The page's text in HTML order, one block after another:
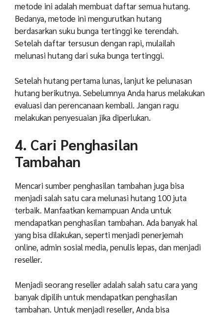
metode ini adalah membuat daftar semua hutang.
Bedanya, metode ini mengurutkan hutang
berdasarkan suku bunga tertinggi ke terendah.
Setelah daftar tersusun dengan rapi, mulailah
melunasi hutang dari suka bunga tertinggi.
Setelah hutang pertama lunas, lanjut ke pelunasan
hutang berikutnya. Sebelumnya Anda harus melakukan
evaluasi dan perencanaan kembali. Jangan ragu
melakukan penyesuaian jika diperlukan.
4. Cari Penghasilan
Tambahan
Mencari sumber penghasilan tambahan juga bisa
menjadi salah satu cara melunasi hutang 100 juta
terbaik. Manfaatkan kemampuan Anda untuk
mendapatkan penghasilan tambahan. Ada banyak hal
yang bisa dilakukan, seperti menjadi penerjemah
online, admin sosial media, penulis lepas, dan menjadi
reseller.
Menjadi seorang reseller adalah salah satu cara yang
banyak dipilih untuk mendapatkan penghasilan
tambahan. Untuk menjadi reseller, Anda bisa